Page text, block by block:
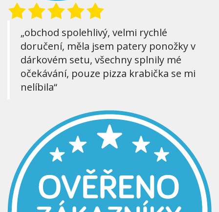
„obchod spolehlivý, velmi rychlé
doručení, měla jsem patery ponožky v
dárkovém setu, všechny splnily mé
očekávání, pouze pizza krabička se mi
nelíbila“